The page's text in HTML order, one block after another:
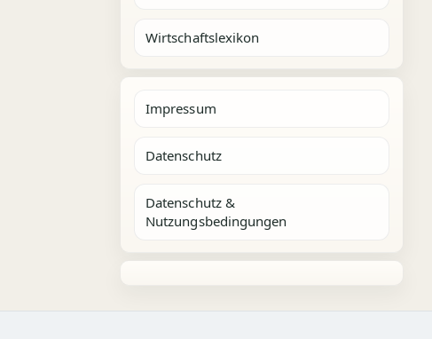
Wirtschaftslexikon
Impressum
Datenschutz
Datenschutz &
Nutzungsbedingungen